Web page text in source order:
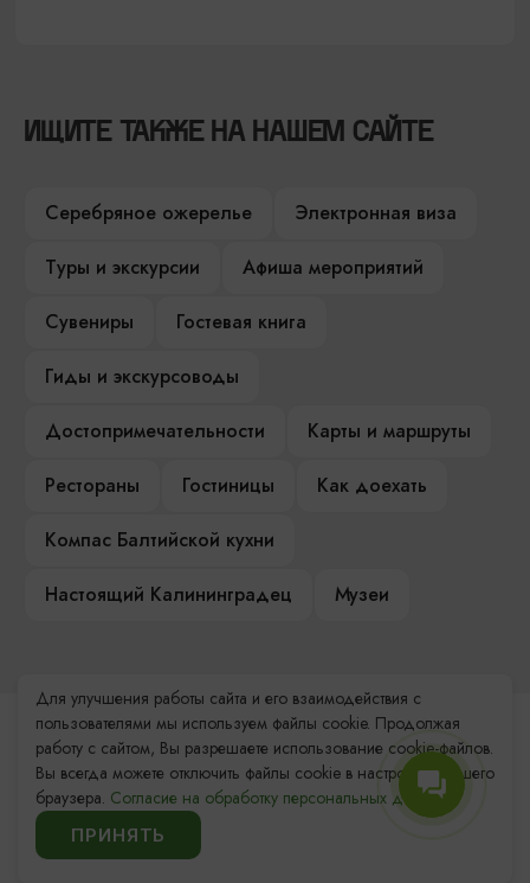
ИЩИТЕ ТАКЖЕ НА НАШЕМ САЙТЕ
Серебряное ожерелье
Электронная виза
Туры и экскурсии
Афиша мероприятий
Сувениры
Гостевая книга
Гиды и экскурсоводы
Достопримечательности
Карты и маршруты
Рестораны
Гостиницы
Как доехать
Компас Балтийской кухни
Настоящий Калининградец
Музеи
Контакты Туристского
информационного центра
+7 (4012) 555-200
Для улучшения работы сайта и его взаимодействия с
пользователями мы используем файлы cookie. Продолжая
работу с сайтом, Вы разрешаете использование cookie-файлов.
Вы всегда можете отключить файлы cookie в настройках Вашего
браузера. Согласие на обработку персональных данных.
ПРИНЯТЬ